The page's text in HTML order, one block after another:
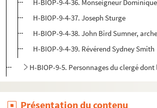
H-BIOP-9-4-36. Monseigneur
H-BIOP-9-4-37. Joseph Sturge
H-BIOP-9-4-38. John Bird Sumner,
H-BIOP-9-4-39. Révérend Sydney Smith
H-BIOP-9-5. Personnages du clergé dont
Présentation du contenu